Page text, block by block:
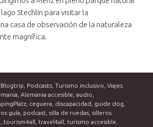
Stechlin para visitar la
casa de observación de la naturaleza
magnífica.
accessible. Del Stechlinsee al
Categorías
Blogtrip Podcasts ,Turismo inclusivo ,Viajes
,Alemania accesible ,audio
ceguera discapacidad guide dog
guía podcast ,silla de ruedas ,silleros
tourism4all travel4all turismo accesible